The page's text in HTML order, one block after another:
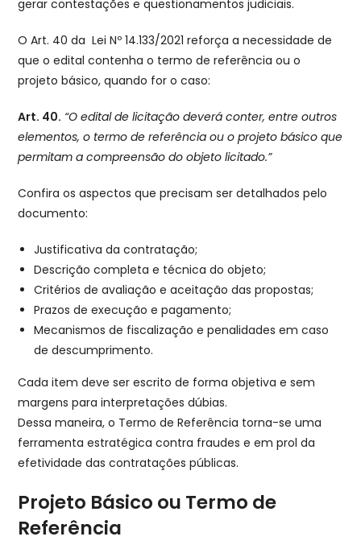
gerar contestações e questionamentos judiciais.
O Art. 40 da Lei Nº 14.133/2021 reforça a necessidade de
que o edital contenha o termo de referência ou o
projeto básico, quando for o caso:
Art. 40. “O edital de licitação deverá conter, entre outros
elementos, o termo de referência ou o projeto básico que
permitam a compreensão do objeto licitado.”
Confira os aspectos que precisam ser detalhados pelo
documento:
Justificativa da contratação;
Descrição completa e técnica do objeto;
Critérios de avaliação e aceitação das propostas;
Prazos de execução e pagamento;
Mecanismos de fiscalização e penalidades em caso
de descumprimento.
Cada item deve ser escrito de forma objetiva e sem
margens para interpretações dúbias.
Dessa maneira, o Termo de Referência torna-se uma
ferramenta estratégica contra fraudes e em prol da
efetividade das contratações públicas.
Projeto Básico ou Termo de
Referência